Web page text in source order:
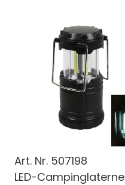
Art. Nr. 507198
LED-Campinglaterne